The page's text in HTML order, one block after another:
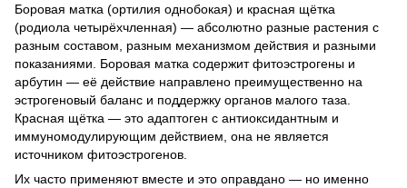
Боровая матка (ортилия однобокая) и красная щётка
(родиола четырёхчленная) — абсолютно разные растения с
разным составом, разным механизмом действия и разными
показаниями. Боровая матка содержит фитоэстрогены и
арбутин — её действие направлено преимущественно на
эстрогеновый баланс и поддержку органов малого таза.
Красная щётка — это адаптоген с антиоксидантным и
иммуномодулирующим действием, она не является
источником фитоэстрогенов.
Их часто применяют вместе и это оправдано — но именно